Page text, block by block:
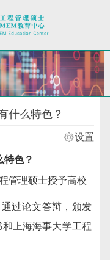
什么特色？
设置
特色？
管理硕士授予高校
过论文答辩，颁发
和上海海事大学工程